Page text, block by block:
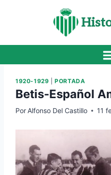
1920-1929 |PORTADA
Betis-Español
Por Alfonso Del Castillo 11